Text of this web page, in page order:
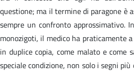
questione; ma il termine di paragone è
sempre un confronto approssimativo.
monozigoti, il medico ha praticamente
in duplice copia, come malato e come
speciale condizione, non solo i segni